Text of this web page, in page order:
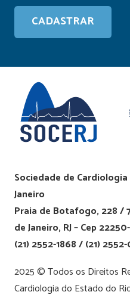
Sociedade de
Janeiro
Praia de Botafogo, 228 /
de Janeiro, RJ – Cep
(21) 2552-1868 / (21)
2025 © Todos os Direitos
Cardiologia do Estado do